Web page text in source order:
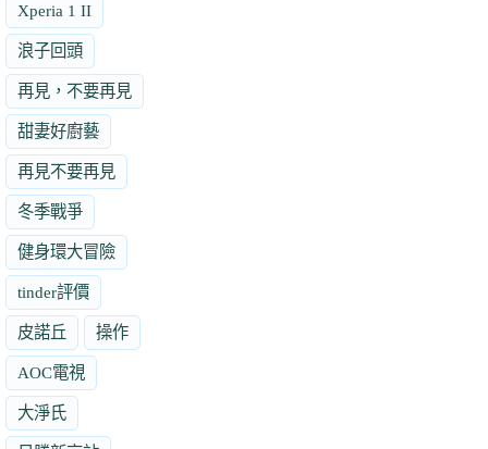
Xperia 1 II
浪子回頭
再見，不要再見
甜妻好廚藝
再見不要再見
冬季戰爭
健身環大冒險
tinder評價
皮諾丘 操作
AOC電視
大淨氏